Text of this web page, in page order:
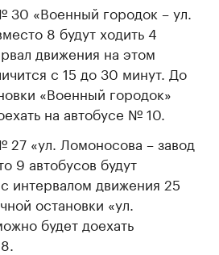
«Военный городок – ул.
8 будут ходить 4
движения на этом
с 15 до 30 минут. До
«Военный городок»
на автобусе № 10.
«ул. Ломоносова – завод
9 автобусов будут
интервалом движения 25
остановки «ул.
будет доехать